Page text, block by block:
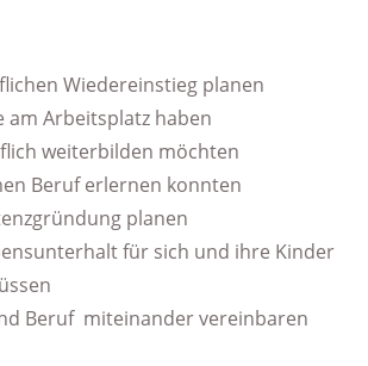
Wiedereinstieg planen
am Arbeitsplatz haben
weiterbilden möchten
Beruf erlernen konnten
planen
für sich und ihre Kinder
Beruf miteinander vereinbaren